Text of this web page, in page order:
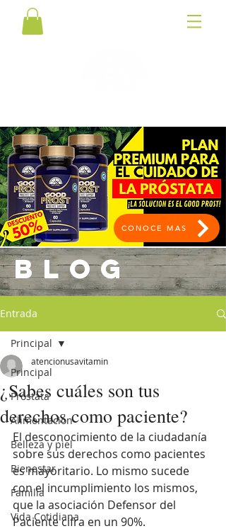
CONOCE MAS
BLOG
Entrada
Principal
Próstata
Alimentación
Belleza y piel
Bienestar
Familia
Vida Cotidiana
Principal
¿Sabes cuáles son tus
derechos como paciente?
atencionusavitamin
El desconocimiento de la ciudadanía
sobre sus derechos como pacientes
es mayoritario. Lo mismo sucede
con el incumplimiento los mismos,
que la asociación Defensor del
Paciente cifra en un 90%.